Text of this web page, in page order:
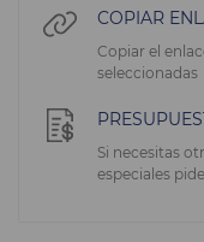
COPIAR
Copiar el
seleccionadas
Si necesitas
especiales